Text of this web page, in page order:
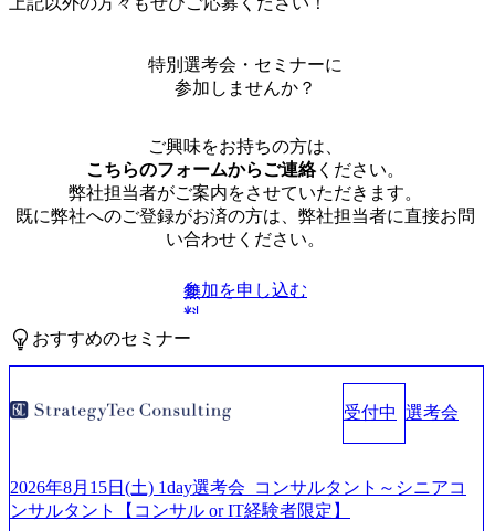
特別選考会・セミナーに
参加しませんか？
ご興味をお持ちの方は、
こちらのフォームからご連絡ください。
弊社担当者がご案内をさせていただきます。
既に弊社へのご登録がお済の方は、弊社担当者に直接お問
い合わせください。
無
料
参加を申し込む
おすすめのセミナー
受付中 選考会
2026年8月15日(土) 1day選考会_コンサルタント～シニアコ
ンサルタント【コンサル or IT経験者限定】